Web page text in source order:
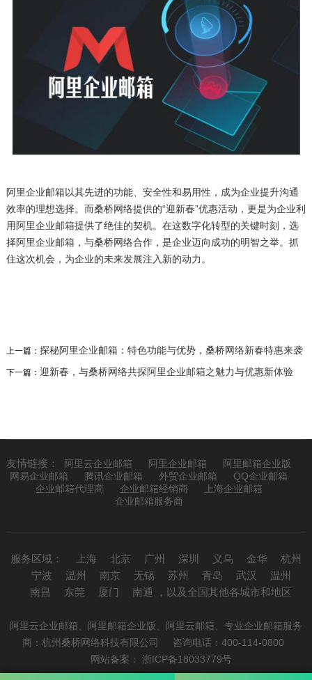
阿里企业邮箱以其先进的功能、安全性和易用性，成为企业提升沟通
效率的理想选择。而桑桥网络提供的“迎新春”优惠活动，更是为企业利
用阿里企业邮箱提供了绝佳的契机。在这数字化转型的关键时刻，选
择阿里企业邮箱，与桑桥网络合作，是企业迈向成功的明智之举。抓
住这次机会，为企业的未来发展注入新的动力。
上一篇： 探秘阿里企业邮箱：特色功能与优势，桑桥网络新春特惠来袭
下一篇： 迎新春，与桑桥网络共探阿里企业邮箱之魅力与优惠新体验
友情链接： 阿里云企业邮箱 阿里企业邮箱
阿里邮箱企业版
网易企业邮箱
腾讯企业邮箱 外贸企业邮箱
QQ企业邮箱
企业邮箱代理商
企业邮箱经销商
上海企业邮箱
企业邮箱服务商
服务区域： 上海 北京 广州 深圳 义乌 金华
杭州
宁波
温州 南京 无锡 苏州 青岛 武汉
温州
南昌
东莞 厦门 南通 ，以及全国其他各城市和地区
阿里云企业邮箱、阿里邮箱企业版、阿里云邮箱、专业企业邮箱服务
商： 杭州桑桥网络科技有限公司
咨询电话：400-114-0800
网站备案： 浙ICP备18033779号